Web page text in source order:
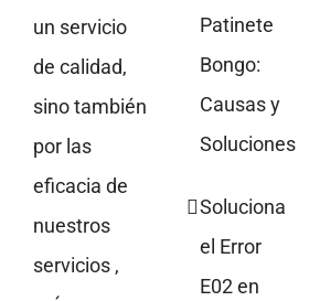
un servicio
de calidad,
sino también
por las
eficacia de
nuestros
servicios ,
Patinete
Bongo:
Causas y
Soluciones
Soluciona
el Error
E02 en